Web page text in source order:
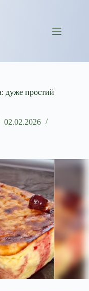
дуже простий
02.02.2026